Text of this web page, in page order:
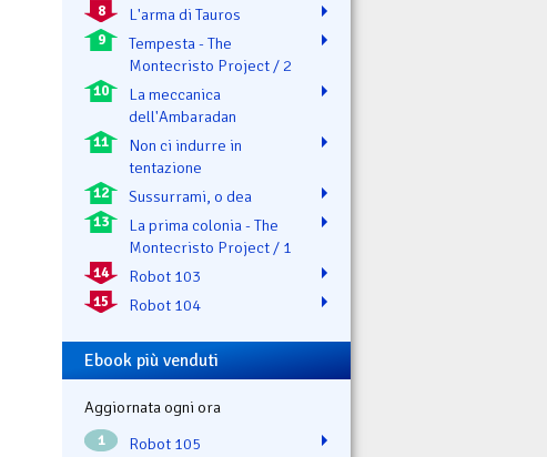
8 L'arma di Tauros
9
Tempesta - The
Montecristo Project / 2
10
La meccanica
dell'Ambaradan
11
Non ci indurre in
tentazione
12 Sussurrami, o dea
13
La prima colonia - The
Montecristo Project / 1
14 Robot 103
15 Robot 104
Ebook più venduti
Aggiornata ogni ora
1 Robot 105